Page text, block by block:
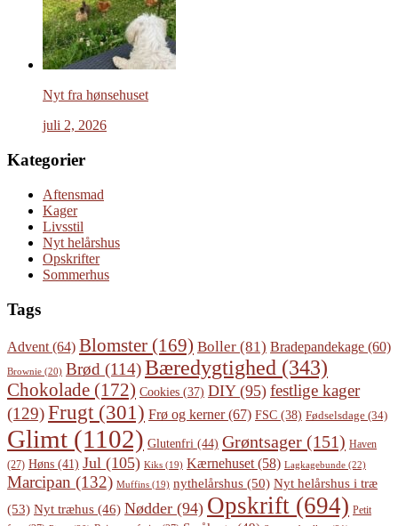
Nyt fra hønsehuset
juli 2, 2026
Kategorier
Aftensmad
Kager
Livsstil
Nyt helårshus
Opskrifter
Sommerhus
Tags
Advent (64) Blomster (169) Boller (81) Bradepandekage (60)
Brownie (20) Brød (114)Bæredygtighed (343)
Chokolade (172) Cookies (37) DIY(95) festlige kager
(129)Frugt(301) Frø og kerner(67) FSC (38) Fødselsdage (34)
Glimt (1102) Glutenfri (44) Grøntsager (151) Haven
(27) Høns (41) Jul (105) Kiks (19) Kærnehuset (58) Lagkagebunde (22)
Marcipan (132) Muffins (19) nythelårshus (50) Nyt helårshus i træ
(53) Nyt træhus (46) Nødder (94) Opskrift (694) Petit